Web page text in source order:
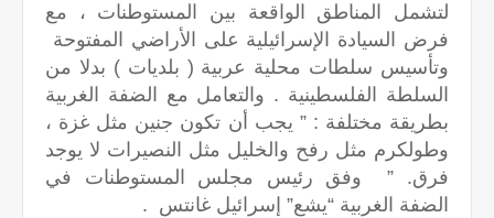
لتشمل المناطق الواقعة بين المستوطنات ، مع
فرض السيادة الإسرائيلية على الأراضي المفتوحة
وتأسيس سلطات محلية عربية ( بلديات ) بدلا من
السلطة الفلسطينية . والتعامل مع الضفة الغربية
بطريقة مختلفة : ” يجب أن تكون جنين مثل غزة ،
وطولكرم مثل رفح والخليل مثل النصيرات لا يوجد
فرق. ” وفق رئيس مجلس المستوطنات في
الضفة الغربية “يشع” إسرائيل غانتس .